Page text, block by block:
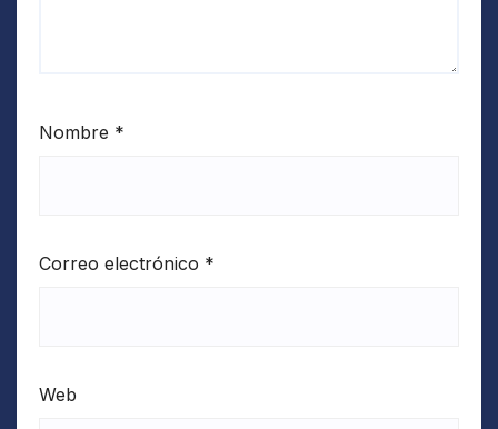
Nombre *
Correo electrónico *
Web